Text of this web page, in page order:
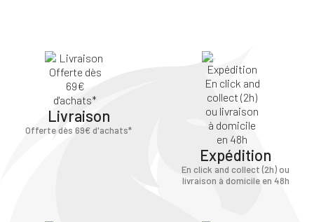
Livraison
Offerte dès 69€ d'achats*
Expédition
En click and collect (2h) ou
livraison à domicile en 48h